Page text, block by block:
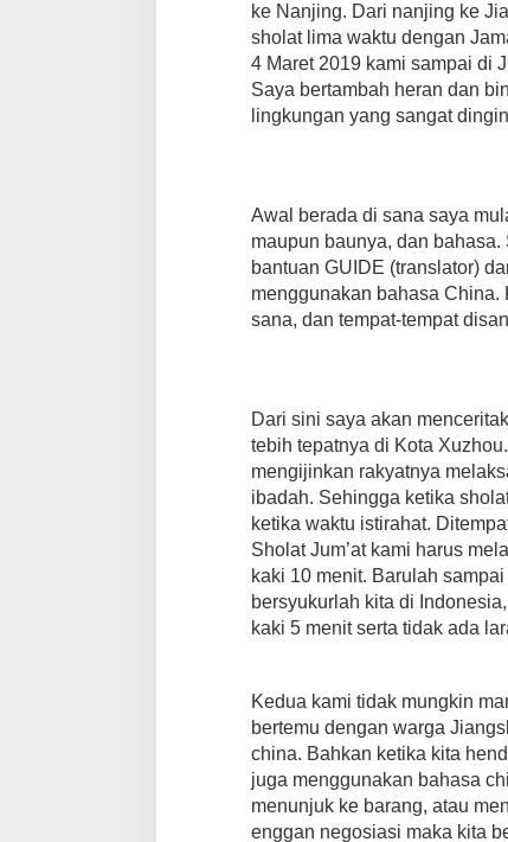
ke Nanjing. Dari nanjing ke
sholat lima waktu dengan
4 Maret 2019 kami sampai di
Saya bertambah heran dan
lingkungan yang sangat
Awal berada di sana saya
maupun baunya, dan
bantuan GUIDE (translator)
menggunakan bahasa
sana, dan tempat-tempat
Dari sini saya akan
tebih tepatnya di Kota
mengijinkan rakyatnya
ibadah. Sehingga ketika
ketika waktu istirahat.
Sholat Jum’at kami harus
kaki 10 menit. Barulah
bersyukurlah kita di
kaki 5 menit serta tidak ada
Kedua kami tidak mungkin
bertemu dengan warga
china. Bahkan ketika kita
juga menggunakan bahasa
menunjuk ke barang, atau
enggan negosiasi maka kita